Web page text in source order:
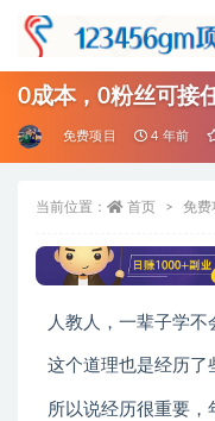
0成本，0粉丝可接
免费项目 4 年前
当前位置： 首页 免费
人教人，一辈子学不
这个道理也是经历了
所以说经历很重要，